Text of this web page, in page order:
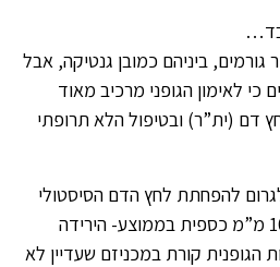
ביניהם כמובן גנטיקה, אבל
לאימון הגופני מרכיב מאוד
דם (ית”ר) ובטיפול הלא תרופתי
להפחתת לחץ הדם הסיסטולי
והדיאסטולי בשיעור של כ 10 מ”מ כספית בממוצע- הירידה
קורת במכניזם שעדיין לא